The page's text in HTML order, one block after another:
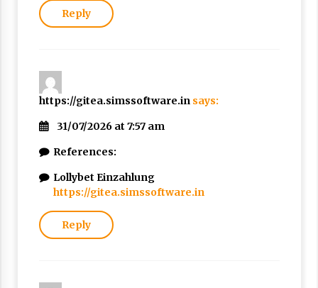
Reply
https://gitea.simssoftware.in says:
31/07/2026 at 7:57 am
References:
Lollybet Einzahlung
https://gitea.simssoftware.in
Reply